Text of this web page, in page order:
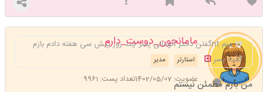
مامانجون_دوست_دارم
مدیر استارتر
عضویت: 1402/05/07 تعداد پست: 9961
منم ntگفتن دختر آنومالی پسر.چند روز پیش سی هفته دادم بازم
گفت پسر
من بازم مطمئن نیستم